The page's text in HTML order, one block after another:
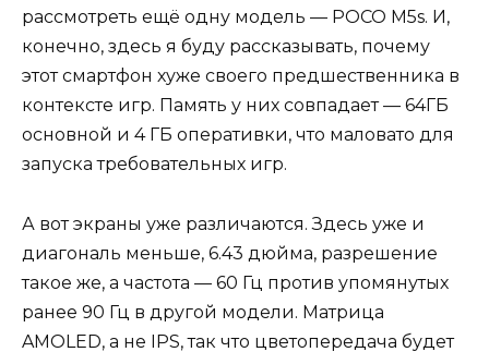
рассмотреть ещё одну модель — POCO M5s. И,
конечно, здесь я буду рассказывать, почему
этот смартфон хуже своего предшественника в
контексте игр. Память у них совпадает — 64ГБ
основной и 4 ГБ оперативки, что маловато для
запуска требовательных игр.
А вот экраны уже различаются. Здесь уже и
диагональ меньше, 6.43 дюйма, разрешение
такое же, а частота — 60 Гц против упомянутых
ранее 90 Гц в другой модели. Матрица
AMOLED, а не IPS, так что цветопередача будет